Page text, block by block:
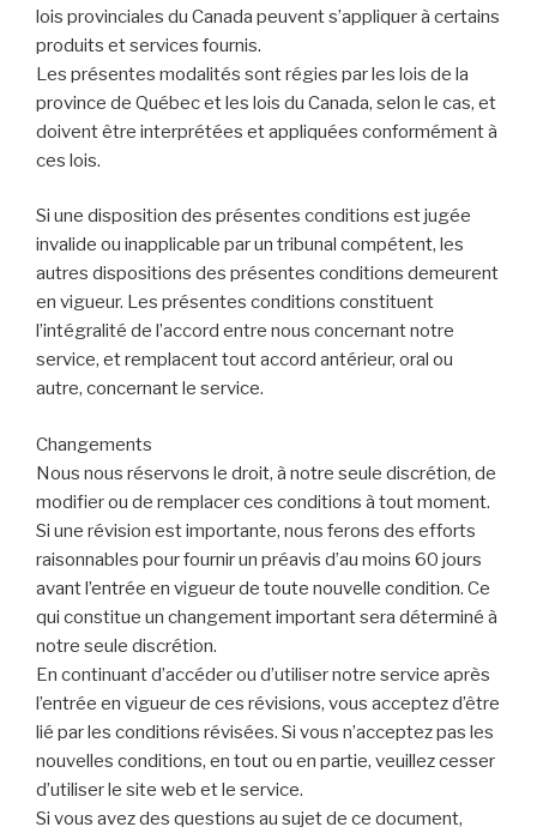
lois provinciales du Canada peuvent s’appliquer à certains
produits et services fournis.
Les présentes modalités sont régies par les lois de la
province de Québec et les lois du Canada, selon le cas, et
doivent être interprétées et appliquées conformément à
ces lois.
Si une disposition des présentes conditions est jugée
invalide ou inapplicable par un tribunal compétent, les
autres dispositions des présentes conditions demeurent
en vigueur. Les présentes conditions constituent
l’intégralité de l’accord entre nous concernant notre
service, et remplacent tout accord antérieur, oral ou
autre, concernant le service.
Changements
Nous nous réservons le droit, à notre seule discrétion, de
modifier ou de remplacer ces conditions à tout moment.
Si une révision est importante, nous ferons des efforts
raisonnables pour fournir un préavis d’au moins 60 jours
avant l’entrée en vigueur de toute nouvelle condition. Ce
qui constitue un changement important sera déterminé à
notre seule discrétion.
En continuant d’accéder ou d’utiliser notre service après
l’entrée en vigueur de ces révisions, vous acceptez d’être
lié par les conditions révisées. Si vous n’acceptez pas les
nouvelles conditions, en tout ou en partie, veuillez cesser
d’utiliser le site web et le service.
Si vous avez des questions au sujet de ce document,